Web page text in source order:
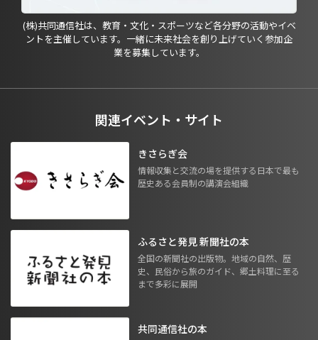
(株)共同通信社は、教育・文化・スポーツなど各分野の活動やイベ
ントを主催しています。一緒に未来社会を創り上げていく参加企
業を募集しています。
関連イベント・サイト
きさらぎ会
情報収集と交流の場を提供する日本で最も
歴史ある会員制の講演会組織
ふるさと発見 新聞社の本
全国の新聞社の出版物。地域の自然、歴
史、民俗から旅のガイド、郷土料理に至る
まで多彩に展開
共同通信社の本